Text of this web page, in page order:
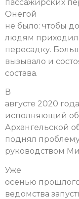
пассажирских
Онегой
не было: чтобы
людям
пересадку.
вызывало и
состава.
В
августе 2020
исполняющий
Архангельской
поднял
руководством
Уже
осенью
ведомства